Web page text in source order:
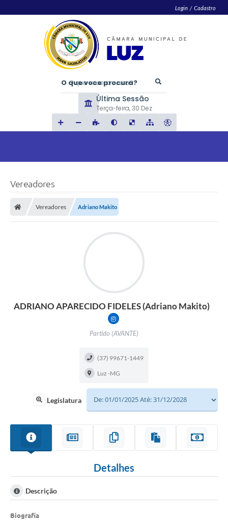
Login / Cadastro
O que voce procura?
Última Sessão
Terça-feira 30 Dez
Vereadores
Vereadores Adriano Makito
ADRIANO APARECIDO FIDELES (Adriano Makito)
Partido (AVANTE)
(37) 99671-1449
Luz -MG
Legislatura
Detalhes
Descrição
Biografia